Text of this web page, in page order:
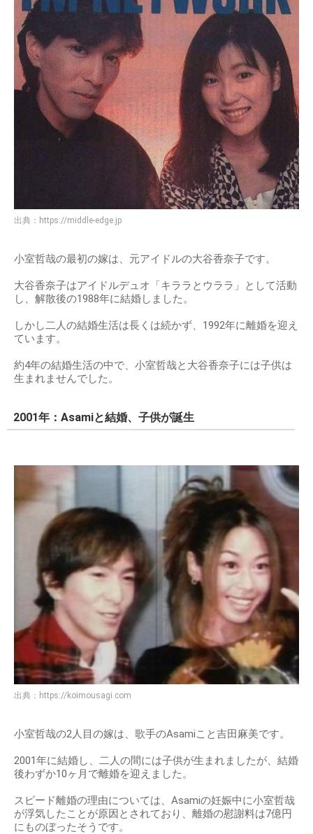
出典： https://middle-edge.jp
小室哲哉の最初の嫁は、元アイドルの大谷香奈子です。
大谷香奈子はアイドルデュオ「キララとウララ」として活動
し、解散後の1988年に結婚しました。
しかし二人の結婚生活は長くは続かず、1992年に離婚を迎え
ています。
約4年の結婚生活の中で、小室哲哉と大谷香奈子には子供は
生まれませんでした。
2001年：Asamiと結婚、子供が誕生
出典： https://koimousagi.com
小室哲哉の2人目の嫁は、歌手のAsamiこと吉田麻美です。
2001年に結婚し、二人の間には子供が生まれましたが、結婚
後わずか10ヶ月で離婚を迎えました。
スピード離婚の理由については、Asamiの妊娠中に小室哲哉
が浮気したことが原因とされており、離婚の慰謝料は7億円
にものぼったそうです。